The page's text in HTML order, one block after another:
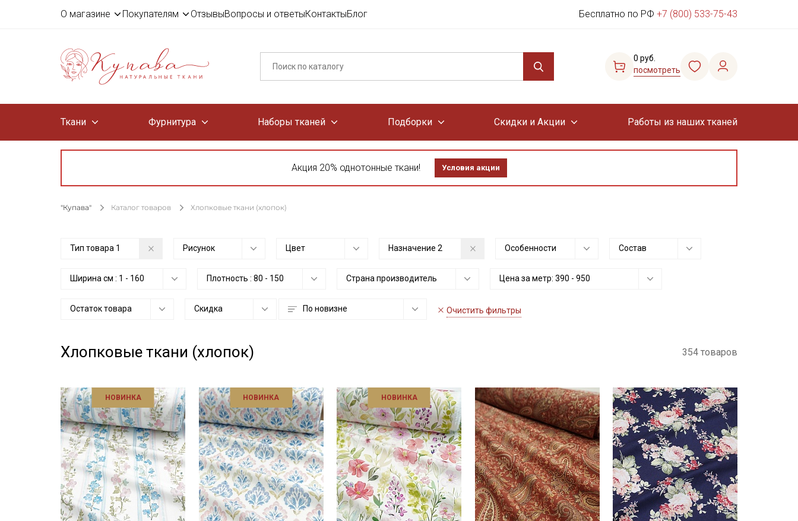
О магазине Покупателям ОтзывыВопросы и ответыКонтактыБлог Бесплатно по РФ +7 (800) 533-75-43
0 руб.
посмотреть
Ткани Фурнитура Наборы тканей Подборки Скидки и Акции Работы из наших тканей
Акция 20% однотонные ткани! Условия акции
"Купава" Каталог товаров Хлопковые ткани (хлопок)
Тип товара 1 Рисунок Цвет Назначение 2 Особенности Состав
Ширина см : 1 - 160 Плотность : 80 - 150 Страна производитель Цена за метр: 390 - 950
Остаток товара Скидка По новизне Очистить фильтры
Хлопковые ткани (хлопок) 354 товаров
НОВИНКА НОВИНКА НОВИНКА